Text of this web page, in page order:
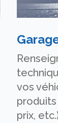
vos
prix,